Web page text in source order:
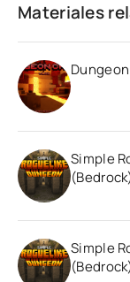
Materiales
Simple
Simple